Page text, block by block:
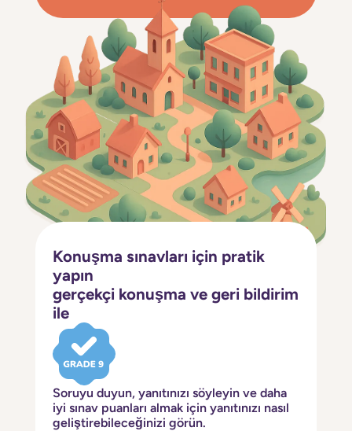
Konuşma sınavları için pratik
yapın
gerçekçi konuşma ve geri bildirim
ile
Soruyu duyun, yanıtınızı söyleyin ve daha
iyi sınav puanları almak için yanıtınızı nasıl
geliştirebileceğinizi görün.